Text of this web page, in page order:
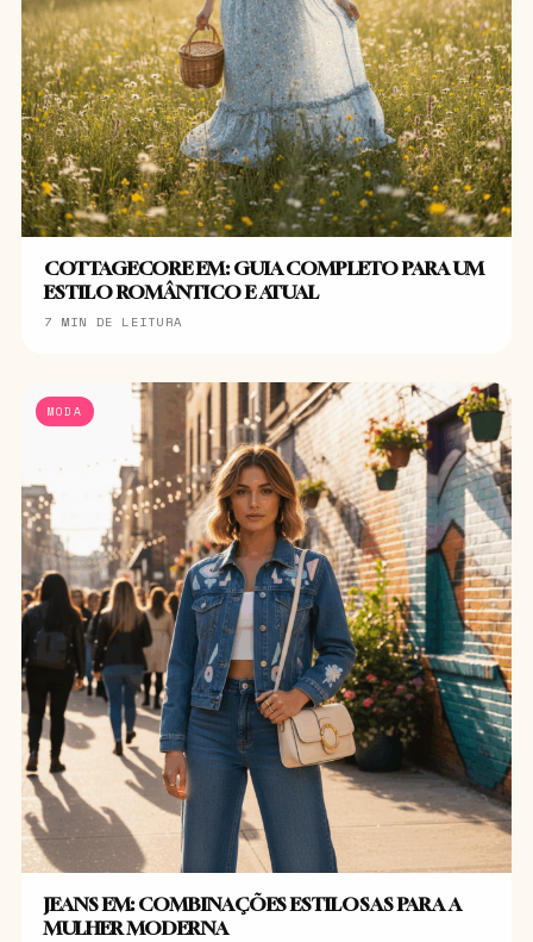
COTTAGECORE EM: GUIA COMPLETO PARA UM
ESTILO ROMÂNTICO E ATUAL
7 MIN DE LEITURA
MODA
JEANS EM: COMBINAÇÕES ESTILOSAS PARA A
MULHER MODERNA